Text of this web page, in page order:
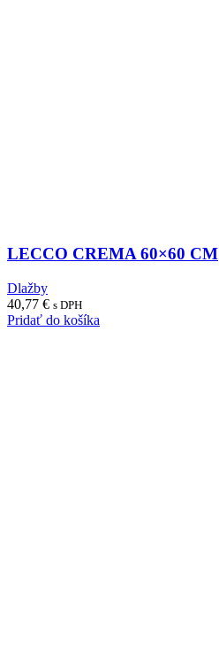
LECCO CREMA 60×60 CM
Dlažby
40,77 € s DPH
Pridať do košíka